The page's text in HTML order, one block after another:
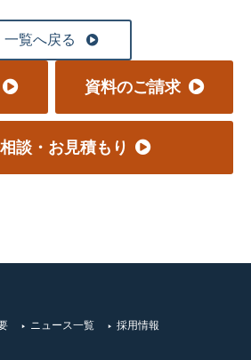
一覧へ戻る
談・お見積もり
資料のご請求
ニュース一覧 採用情報